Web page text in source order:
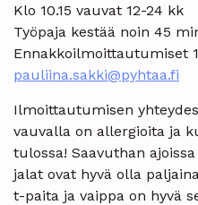
Klo 10.15 vauvat 12-24 kk
Työpaja kestää noin 45
Ennakkoilmoittautumiset
pauliina.sakki@pyhtaa.fi
Ilmoittautumisen
vauvalla on allergioita ja
tulossa! Saavuthan
jalat ovat hyvä olla
t-paita ja vaippa on hyvä